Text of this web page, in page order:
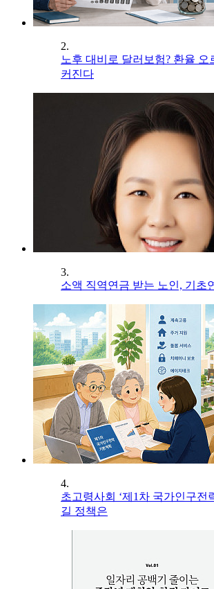
2.
노후 대비로 달러보험? 환율 오
커진다
3.
소액 직역연금 받는 노인, 기초
4.
초고령사회 ‘제1차 국가인구전
길 정책은